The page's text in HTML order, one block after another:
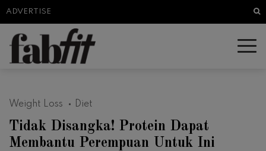
ADVERTISE
Weight Loss Diet
Tidak Disangka! Protein Dapat
Membantu Perempuan Untuk Ini